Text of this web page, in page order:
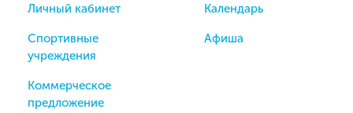
Личный кабинет
Спортивные
учреждения
Коммерческое
предложение
Календарь
Афиша